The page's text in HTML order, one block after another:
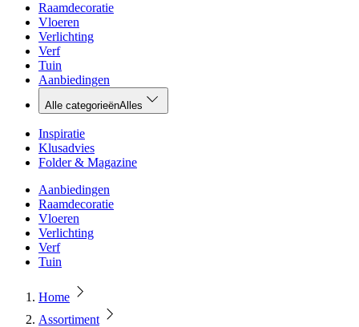
Raamdecoratie
Vloeren
Verlichting
Verf
Tuin
Aanbiedingen
Alle categorieënAlles
Inspiratie
Klusadvies
Folder & Magazine
Aanbiedingen
Raamdecoratie
Vloeren
Verlichting
Verf
Tuin
Home
Assortiment